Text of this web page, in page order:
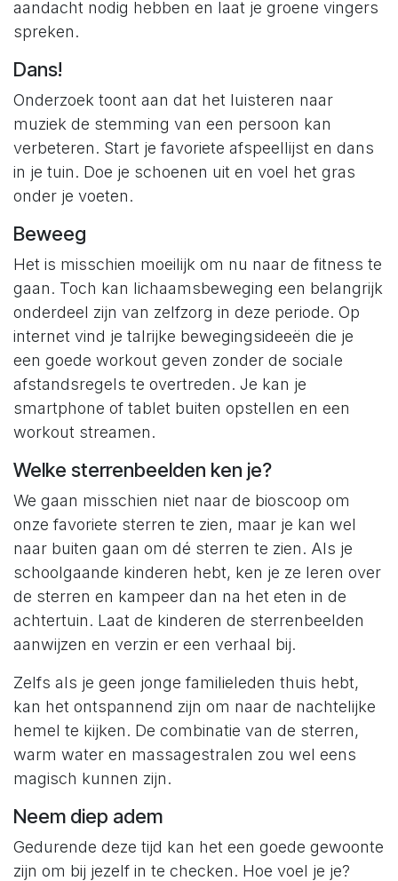
aandacht nodig hebben en laat je groene vingers
spreken.
Dans!
Onderzoek toont aan dat het luisteren naar
muziek de stemming van een persoon kan
verbeteren. Start je favoriete afspeellijst en dans
in je tuin. Doe je schoenen uit en voel het gras
onder je voeten.
Beweeg
Het is misschien moeilijk om nu naar de fitness te
gaan. Toch kan lichaamsbeweging een belangrijk
onderdeel zijn van zelfzorg in deze periode. Op
internet vind je talrijke bewegingsideeën die je
een goede workout geven zonder de sociale
afstandsregels te overtreden. Je kan je
smartphone of tablet buiten opstellen en een
workout streamen.
Welke sterrenbeelden ken je?
We gaan misschien niet naar de bioscoop om
onze favoriete sterren te zien, maar je kan wel
naar buiten gaan om dé sterren te zien. Als je
schoolgaande kinderen hebt, ken je ze leren over
de sterren en kampeer dan na het eten in de
achtertuin. Laat de kinderen de sterrenbeelden
aanwijzen en verzin er een verhaal bij.
Zelfs als je geen jonge familieleden thuis hebt,
kan het ontspannend zijn om naar de nachtelijke
hemel te kijken. De combinatie van de sterren,
warm water en massagestralen zou wel eens
magisch kunnen zijn.
Neem diep adem
Gedurende deze tijd kan het een goede gewoonte
zijn om bij jezelf in te checken. Hoe voel je je?